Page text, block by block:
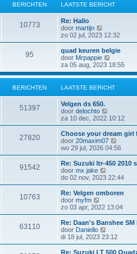
BERICHTEN LAATSTE BERICHT
10773
Re: Hallo
door martijn
e
k
i
k
a
a
t
s
t
e
b
e
r
i
c
h
t
zo 02 jul, 2023 12:32
95
quad keuren belgie
door Mrpappie
e
k
i
j
t
s
t
e
b
e
r
c
h
t
za 05 aug, 2023 18:55
BERICHTEN LAATSTE BERICHT
51397
Velgen ds 650.
door delochto
e
k
i
j
k
a
a
t
s
e
e
r
i
h
t
za 10 dec, 2022 10:12
27820
Choose your dream
door 20maxim07
e
k
i
k
a
t
s
e
e
r
wo 29 jul, 2026 04:56
91542
Re: Suzuki ltr-450 2010
door mx jake
e
k
i
k
a
t
s
do 02 nov, 2023 22:44
10763
Re: Velgen omboren
door myfm
e
k
i
j
k
a
zo 03 apr, 2022 13:04
63110
Re: Daan's Banshee
door Daniello
e
k
i
di 18 jul, 2023 23:12
Re: Suzuki LT 500